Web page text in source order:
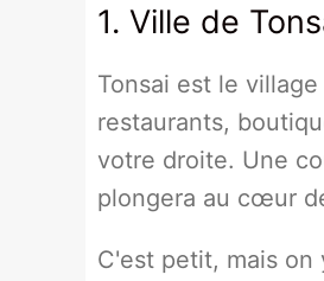
1. Ville de
Tonsai est le
restaurants,
votre droite. Une
plongera au cœur
C'est petit, mais